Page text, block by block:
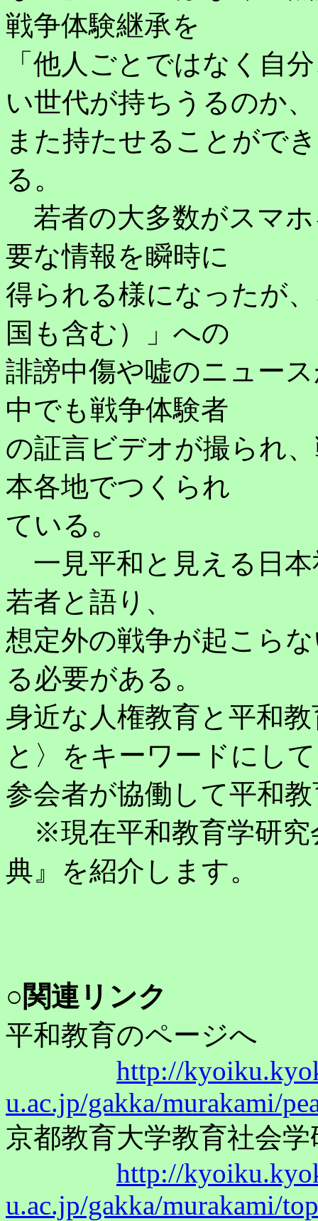
戦争体験継承を
「他人ごとではなく自
い世代が持ちうるのか、
また持たせることがで
る。
若者の大多数がスマ
要な情報を瞬時に
得られる様になったが
国も含む）」への
誹謗中傷や嘘のニュー
中でも戦争体験者
の証言ビデオが撮られ
本各地でつくられ
ている。
一見平和と見える日
若者と語り、
想定外の戦争が起こら
る必要がある。
身近な人権教育と平和
と〉をキーワードにし
参会者が協働して平和
※現在平和教育学研究
典』を紹介します。
○関連リンク
平和教育のページへ
http://
u.ac.jp/gakka/murakami/
京都教育大学教育社会学
http://
u.ac.jp/gakka/murakami/